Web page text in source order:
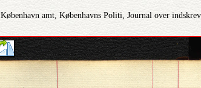
København amt, Københavns Politi, Journal over